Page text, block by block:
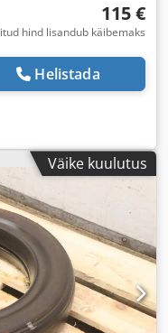
115 €
hind lisandub käibemaks
Helistada
Väike kuulutus